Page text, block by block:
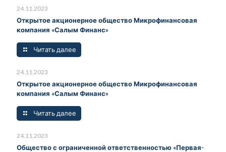
24.11.2023
Открытое акционерное общество Микрофинансовая
компания «Салым Финанс»
Читать далее
24.11.2023
Открытое акционерное общество Микрофинансовая
компания «Салым Финанс»
Читать далее
24.11.2023
Общество с ограниченной ответственностью «Первая-